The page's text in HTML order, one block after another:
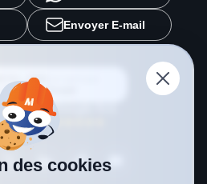
Envoyer E-mail
2000
surGoogle
des cookies